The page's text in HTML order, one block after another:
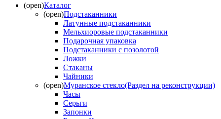
(open)Каталог
(open)Подстаканники
Латунные подстаканники
Мельхиоровые подстаканники
Подарочная упаковка
Подстаканники с позолотой
Ложки
Стаканы
Чайники
(open)Муранское стекло(Раздел на реконструкции)
Часы
Серьги
Запонки